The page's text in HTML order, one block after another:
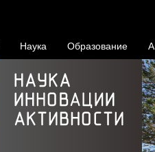
Наука Образование